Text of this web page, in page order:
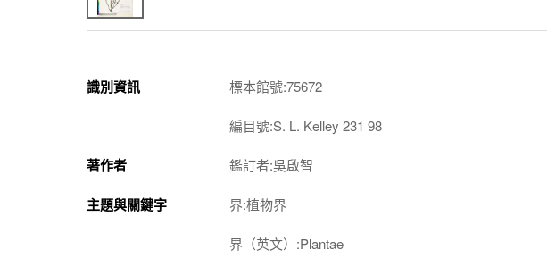
識別資訊 標本館號:75672
編目號:S. L. Kelley 231 98
著作者 鑑訂者:吳啟智
主題與關鍵字 界:植物界
界（英文）:Plantae